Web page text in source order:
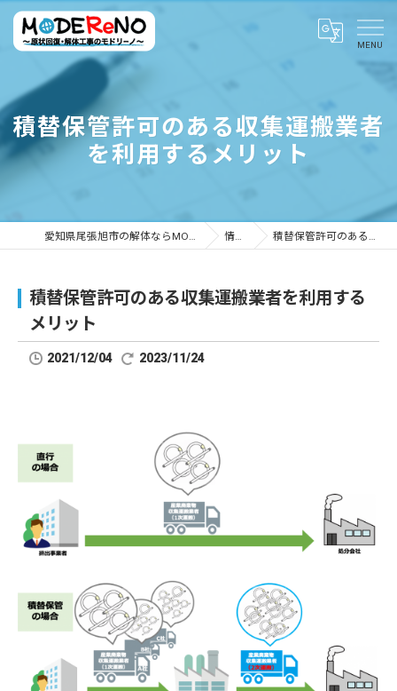
積替保管許可のある収集運搬業者
を利用するメリット
愛知県尾張旭市の解体ならMODEReNO ～原状回復・解体工事のモドリーノ～ 情報ブログ 積替保管許可のある収集運搬業者を利用するメリット
積替保管許可のある収集運搬業者を利用する
メリット
2021/12/04 2023/11/24